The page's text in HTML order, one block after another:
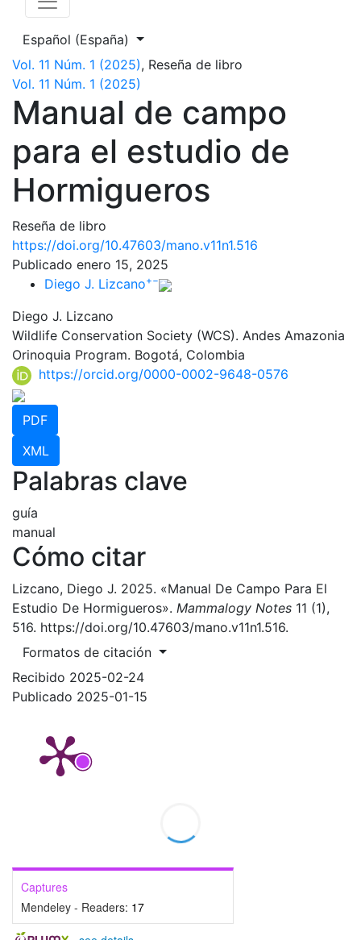
Cambiar el idioma. El actual es:
Español (España)
Vol. 11 Núm. 1 (2025), Reseña de libro
Vol. 11 Núm. 1 (2025)
Manual de campo
para el estudio de
Hormigueros
Reseña de libro
https://doi.org/10.47603/mano.v11n1.516
Publicado enero 15, 2025
Diego J. Lizcano+−
Diego J. Lizcano
Wildlife Conservation Society (WCS). Andes Amazonia
Orinoquia Program. Bogotá, Colombia
https://orcid.org/0000-0002-9648-0576
PDF
XML
Palabras clave
guía
manual
Cómo citar
Lizcano, Diego J. 2025. «Manual De Campo Para El
Estudio De Hormigueros». Mammalogy Notes 11 (1),
516. https://doi.org/10.47603/mano.v11n1.516.
Formatos de citación
Recibido 2025-02-24
Publicado 2025-01-15
Captures
Mendeley - Readers: 17